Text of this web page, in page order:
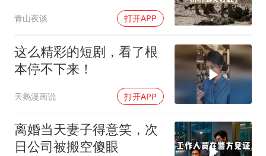
青山夜谈 打开APP
这么精彩的短剧，看了根
本停不下来！
天鹅漫画说 打开APP
离婚当天妻子得意笑，次
日公司被搬空傻眼